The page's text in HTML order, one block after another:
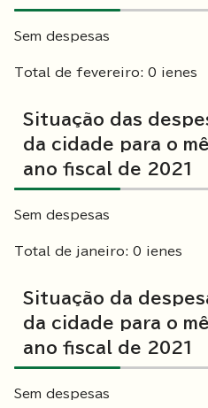
Sem despesas
Total de fevereiro: 0 ienes
Situação das
da cidade para o
ano fiscal de 2021
Sem despesas
Total de janeiro: 0 ienes
Situação da
da cidade para o
ano fiscal de 2021
Sem despesas